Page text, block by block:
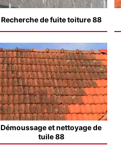
Recherche de fuite toiture 88
Démoussage et nettoyage de
tuile 88